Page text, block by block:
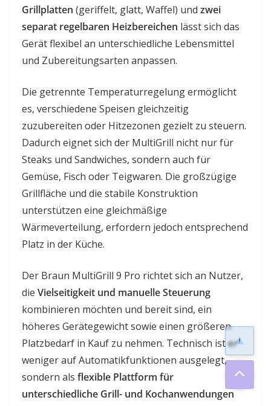
Grillplatten (geriffelt, glatt, Waffel) und zwei
separat regelbaren Heizbereichen lässt sich das
Gerät flexibel an unterschiedliche Lebensmittel
und Zubereitungsarten anpassen.
Die getrennte Temperaturregelung ermöglicht
es, verschiedene Speisen gleichzeitig
zuzubereiten oder Hitzezonen gezielt zu steuern.
Dadurch eignet sich der MultiGrill nicht nur für
Steaks und Sandwiches, sondern auch für
Gemüse, Fisch oder Teigwaren. Die großzügige
Grillfläche und die stabile Konstruktion
unterstützen eine gleichmäßige
Wärmeverteilung, erfordern jedoch entsprechend
Platz in der Küche.
Der Braun MultiGrill 9 Pro richtet sich an Nutzer,
die Vielseitigkeit und manuelle Steuerung
kombinieren möchten und bereit sind, ein
höheres Gerätegewicht sowie einen größeren
Platzbedarf in Kauf zu nehmen. Technisch ist er
weniger auf Automatikfunktionen ausgelegt,
sondern als flexible Plattform für
unterschiedliche Grill- und Kochanwendungen